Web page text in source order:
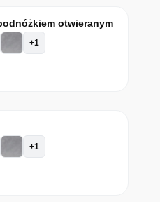
otwieranym
+1
+1